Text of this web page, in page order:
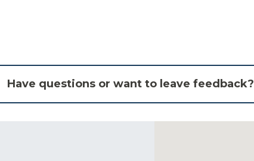
Have questions or want to leave feedback?